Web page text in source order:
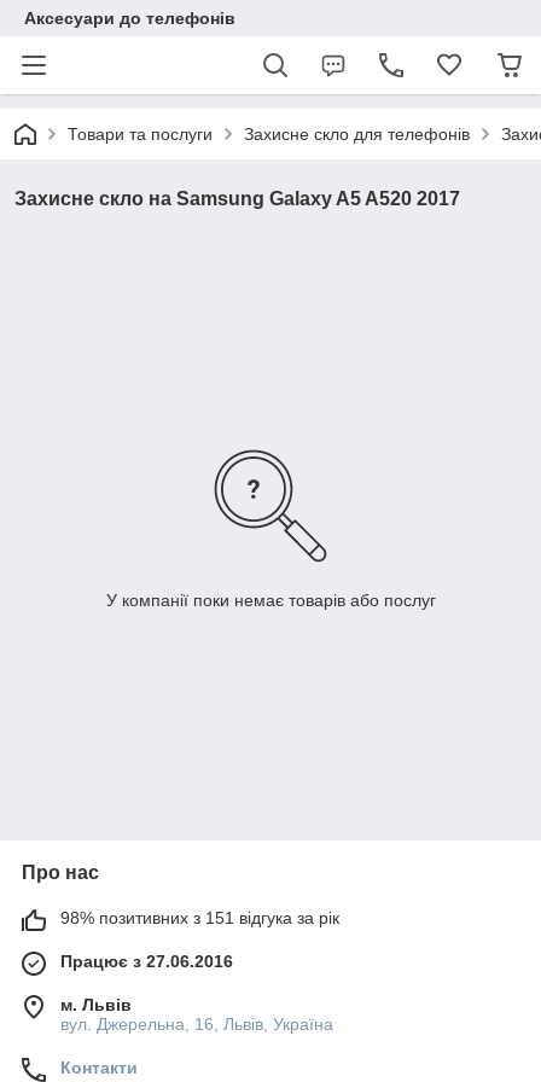
Аксесуари до телефонів
Товари та послуги Захисне скло для телефонів
Захисне скло на Samsung Galaxy A5 A520 2017
У компанії поки немає товарів або послуг
Про нас
98% позитивних з 151 відгука за рік
Працює з 27.06.2016
м. Львів
вул. Джерельна, 16, Львів, Україна
Контакти